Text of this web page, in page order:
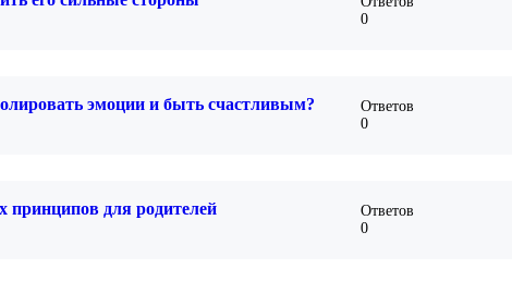
0
эмоции и быть счастливым?
Ответов
0
для родителей
Ответов
0